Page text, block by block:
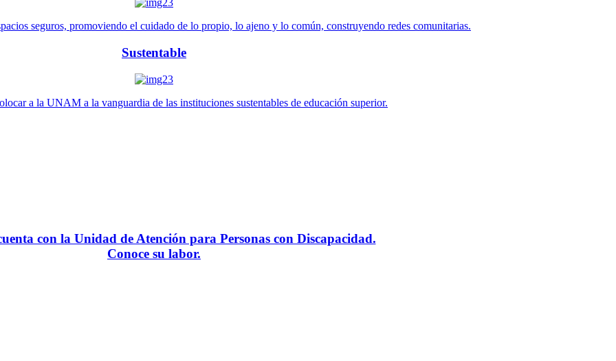
seguros, promoviendo el cuidado de lo propio, lo ajeno y lo común, construyendo redes comunitarias.
Sustentable
a la UNAM a la vanguardia de las instituciones sustentables de educación superior.
con la Unidad de Atención para Personas con Discapacidad.
Conoce su labor.